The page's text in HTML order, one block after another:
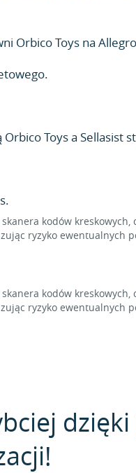
Toys na
Toys a Sellasist
kodów
ryzyko ewentualnych
kodów
ryzyko ewentualnych
dzięki